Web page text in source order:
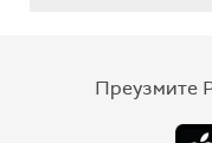
Преузмите